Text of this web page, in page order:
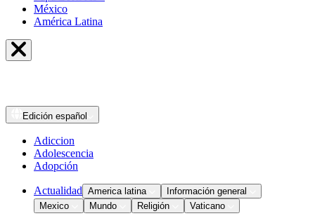
México
América Latina
Edición español
Adiccion
Adolescencia
Adopción
Actualidad America latina
Información general
Mexico
Mundo Religión Vaticano